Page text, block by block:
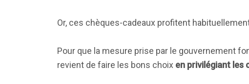
Or, ces chèques-cadeaux profitent
Pour que la mesure prise par le gouvernement
revient de faire les bons choix en privilégiant les